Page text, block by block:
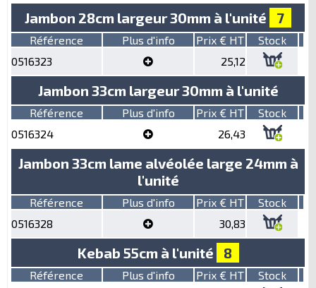
Jambon 28cm largeur 30mm à l'unité 7
Référence Plus d'info Prix € HT
Stock
0516323
25,12
Jambon 33cm largeur 30mm à l'unité
Référence Plus d'info Prix € HT
Stock
0516324
26,43
Jambon 33cm lame alvéolée large 24mm à
l'unité
Référence Plus d'info Prix € HT
Stock
0516328
30,83
Kebab 55cm à l'unité 8
Référence Plus d'info Prix € HT
Stock